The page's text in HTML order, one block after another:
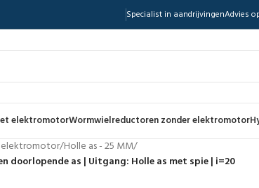
Specialist in aandrijvingenAdvies
elektromotorWormwielreductoren zonder elektromotor
/Holle as - 25 MM/
doorlopende as | Uitgang: Holle as met spie | i=20